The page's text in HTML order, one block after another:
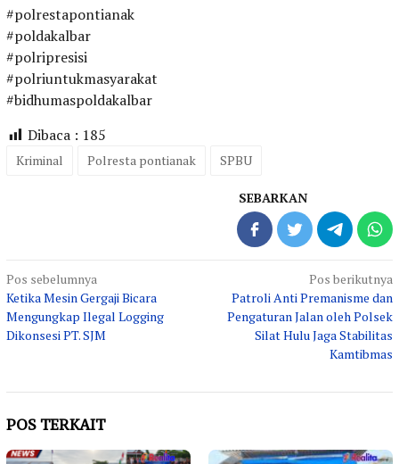
#polrestapontianak
#poldakalbar
#polripresisi
#polriuntukmasyarakat
#bidhumaspoldakalbar
Dibaca : 185
Kriminal Polresta pontianak SPBU
SEBARKAN
Navigasi
pos
Pos sebelumnya
Ketika Mesin Gergaji Bicara
Mengungkap Ilegal Logging
Dikonsesi PT. SJM
Pos berikutnya
Patroli Anti Premanisme dan
Pengaturan Jalan oleh Polsek
Silat Hulu Jaga Stabilitas
Kamtibmas
POS TERKAIT